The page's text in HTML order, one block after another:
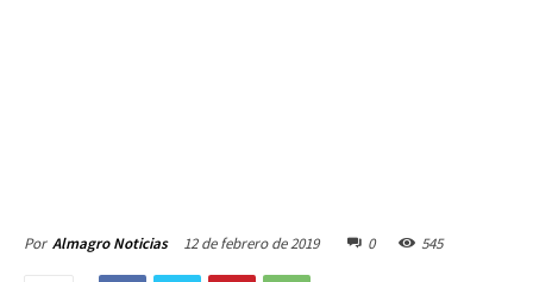
Por Almagro Noticias 12 de febrero de 2019 0 545